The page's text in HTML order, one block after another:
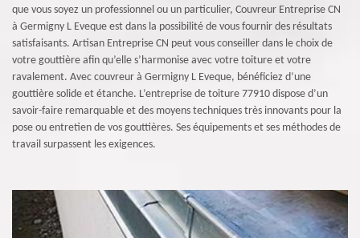
que vous soyez un professionnel ou un particulier, Couvreur Entreprise CN
à Germigny L Eveque est dans la possibilité de vous fournir des résultats
satisfaisants. Artisan Entreprise CN peut vous conseiller dans le choix de
votre gouttière afin qu’elle s’harmonise avec votre toiture et votre
ravalement. Avec couvreur à Germigny L Eveque, bénéficiez d’une
gouttière solide et étanche. L’entreprise de toiture 77910 dispose d’un
savoir-faire remarquable et des moyens techniques très innovants pour la
pose ou entretien de vos gouttières. Ses équipements et ses méthodes de
travail surpassent les exigences.